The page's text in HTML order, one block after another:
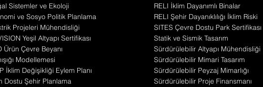
Sistemler ve Ekoloji
ve Sosyo Politik Planlama
Projeleri Mühendisliği
Yeşil Altyapı Sertifikası
Ürün Çevre Beyanı
Modellemesi
İklim Değişikliği Eylem Planı
Dostu Şehir Planlama
RELI İklim Dayanımlı Binalar
RELI Şehir Dayanıklılığı İklim Riski
SITES Çevre Dostu Park Sertifikası
Statik ve Sismik Tasarım
Sürdürülebilir Altyapı Mühendisliği
Sürdürülebilir Mimari Tasarım
Sürdürülebilir Peyzaj Mimarlığı
Sürdürülebilir Proje Finansmanı